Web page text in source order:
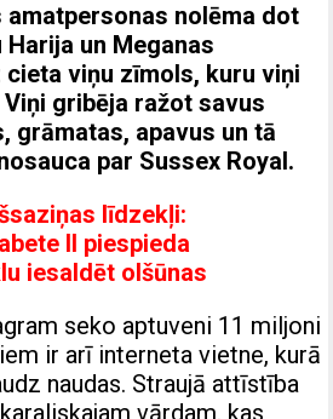
amatpersonas nolēma dot
un Meganas
viņu zīmols, kuru viņi
gribēja ražot savus
grāmatas, apavus un tā
par Sussex Royal.
līdzekļi:
II piespieda
iesaldēt olšūnas
seko aptuveni 11 miljoni
ir arī interneta vietne, kurā
naudas. Straujā attīstība
vārdam, kas